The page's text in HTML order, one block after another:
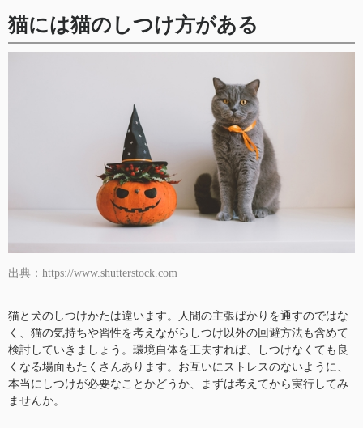
猫には猫のしつけ方がある
出典：https://www.shutterstock.com
猫と犬のしつけかたは違います。人間の主張ばかりを通すのではな
く、猫の気持ちや習性を考えながらしつけ以外の回避方法も含めて
検討していきましょう。環境自体を工夫すれば、しつけなくても良
くなる場面もたくさんあります。お互いにストレスのないように、
本当にしつけが必要なことかどうか、まずは考えてから実行してみ
ませんか。